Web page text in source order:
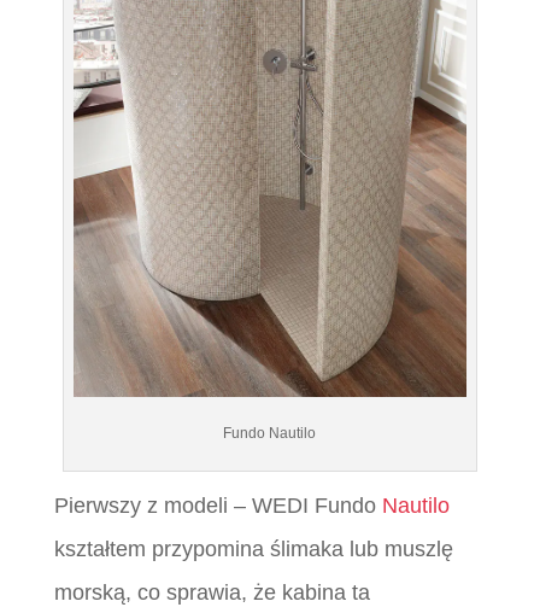
Fundo Nautilo
Pierwszy z modeli – WEDI Fundo Nautilo
kształtem przypomina ślimaka lub muszlę
morską, co sprawia, że kabina ta